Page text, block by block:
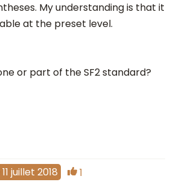
My understanding is that it
at the preset level.
or part of the SF2 standard?
11 juillet 2018 1